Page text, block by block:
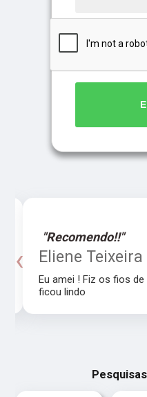
"Recomendo!!"
Eliene Teixeira
Eu amei ! Fiz os fios
ficou lindo
‹